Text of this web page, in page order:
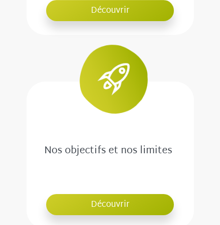
Découvrir
Nos objectifs et nos limites
Découvrir